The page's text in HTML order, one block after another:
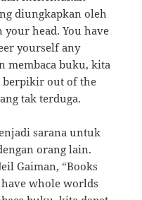
diungkapkan oleh
your head. You have
yourself any
membaca buku, kita
berpikir out of the
tak terduga.
sarana untuk
orang lain.
Gaiman, “Books
have whole worlds